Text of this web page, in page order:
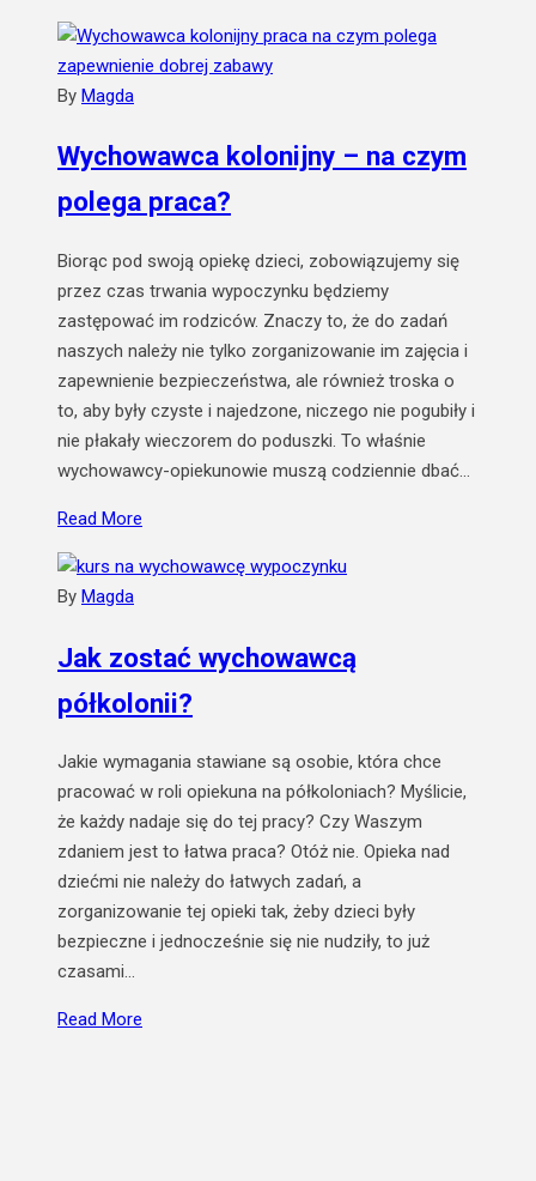
By Magda
Wychowawca kolonijny – na czym
polega praca?
Biorąc pod swoją opiekę dzieci, zobowiązujemy się
przez czas trwania wypoczynku będziemy
zastępować im rodziców. Znaczy to, że do zadań
naszych należy nie tylko zorganizowanie im zajęcia i
zapewnienie bezpieczeństwa, ale również troska o
to, aby były czyste i najedzone, niczego nie pogubiły i
nie płakały wieczorem do poduszki. To właśnie
wychowawcy-opiekunowie muszą codziennie dbać…
Read More
By Magda
Jak zostać wychowawcą
półkolonii?
Jakie wymagania stawiane są osobie, która chce
pracować w roli opiekuna na półkoloniach? Myślicie,
że każdy nadaje się do tej pracy? Czy Waszym
zdaniem jest to łatwa praca? Otóż nie. Opieka nad
dziećmi nie należy do łatwych zadań, a
zorganizowanie tej opieki tak, żeby dzieci były
bezpieczne i jednocześnie się nie nudziły, to już
czasami…
Read More